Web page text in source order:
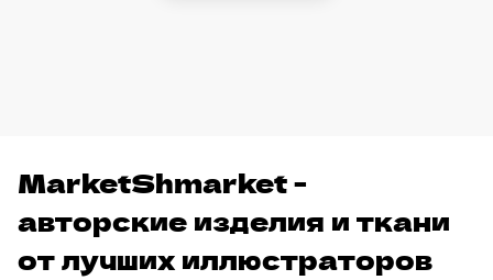
MarketShmarket -
авторские изделия и ткани
от лучших иллюстраторов